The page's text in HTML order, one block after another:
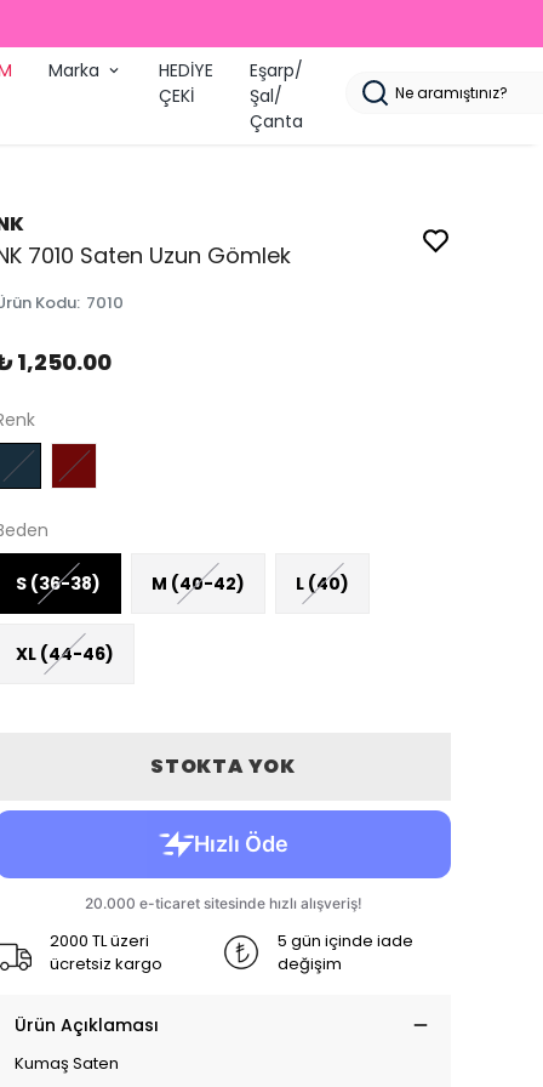
Marka
HEDİYE
ÇEKİ
Eşarp/
Şal/
Çanta
7010 Saten Uzun Gömlek
Kodu: 7010
1,250.00
S (36-38) M (40-42) L (40)
XL (44-46)
STOKTA YOK
2000 TL üzeri
ücretsiz kargo
5 gün içinde iade
değişim
Ürün Açıklaması
Kumaş Saten